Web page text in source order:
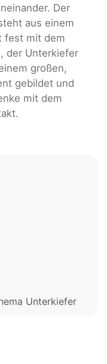
Der
aus einem
fest mit dem
der Unterkiefer
großen,
gebildet und
mit dem
Unterkiefer